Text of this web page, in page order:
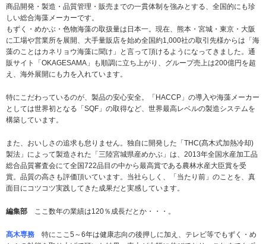
商品開発・製造・品質管理・販売までの一貫体制を強みとする、全国的にも珍
しい総合海藻メーカーです。
もずく・めかぶ・色物海藻の取扱量は日本一。現在、熊本・宮城・東京・大阪
に工場や営業所を展開、大手量販店を始め全国約1,000社の取引先様からは「海
藻のことはカネリョウ海藻に聞け」と言って頂けるようになってきました。通
販サイト「OKAGESAMA」も順調に立ち上がり、グループ売上は200億円を超
え、海外展開にも力を入れています。
特にこだわっているのが、製品の安心安全。「HACCP」の導入や海藻メーカー
としては世界初となる「SQF」の取得など、世界最高レベルの製造システムを
構築しています。
また、おいしさの追求も怠りません。独自に開発した「THC(髙木式加熱冷却)
製法」によって製造された「三陸宮城県産めかぶ」は、2013年全国水産加工品
総合品質審査会にて全国722品目の中から最高賞である農林水産大臣賞を受
賞。品質の高さも評価頂いています。当社らしく、「当たり前」のことを、真
面目にコツコツ実践してきた成果だと実感しています。
編集部 ここ数年の業績は120％成長だとか・・・。
髙木専務 特にここ5～6年は健康志向の後押しに加え、テレビ等でもずく・め